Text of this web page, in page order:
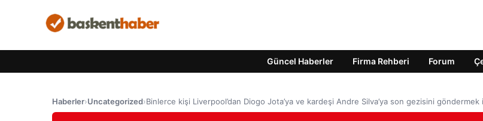
Güncel Haberler Firma Rehberi Forum
Haberler›Uncategorized›Binlerce kişi Liverpool’dan Diogo Jota’ya ve kardeşi Andre Silva’ya son gezisini